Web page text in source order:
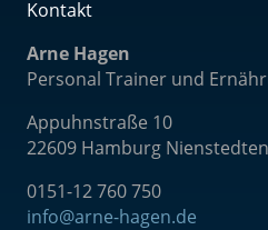
Kontakt
Arne Hagen
Personal Trainer und
Appuhnstraße 10
22609 Hamburg Nienstedten
0151-12 760 750
info@arne-hagen.de